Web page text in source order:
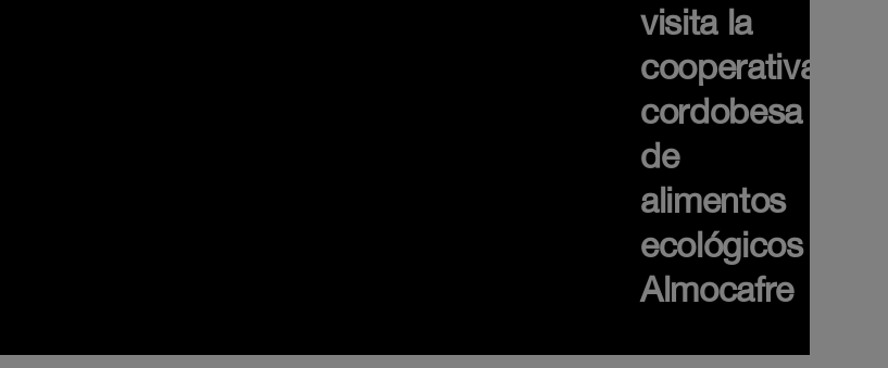
visita la
cooperativa
cordobesa
de
alimentos
ecológicos
Almocafre